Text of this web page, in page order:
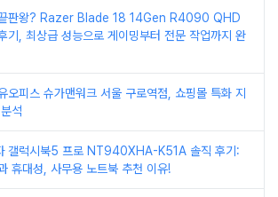
판왕? Razer Blade 18 14Gen R4090 QHD
기, 최상급 성능으로 게이밍부터 전문 작업까지 완
오피스 슈가맨워크 서울 구로역점, 쇼핑몰 특화 지
석
갤럭시북5 프로 NT940XHA-K51A 솔직 후기:
휴대성, 사무용 노트북 추천 이유!